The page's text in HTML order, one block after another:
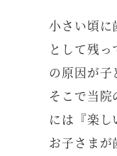
小さい頃に
として残
の原因が子
そこで当
には『楽し
お子さまが